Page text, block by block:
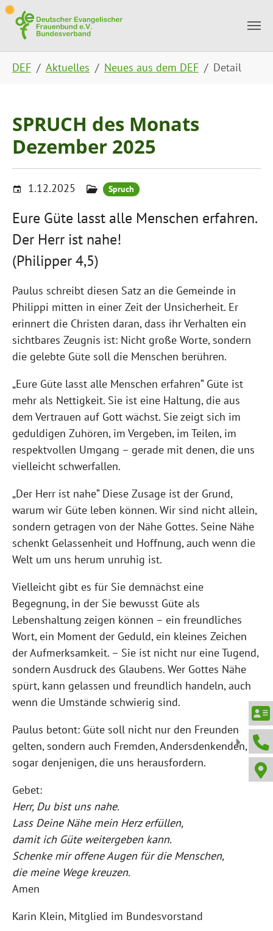
Skip to main content
Skip to page footer
DEF Aktuelles Neues aus dem DEF Detail
SPRUCH des Monats
Dezember 2025
1.12.2025 Spruch
Eure Güte lasst alle Menschen erfahren.
Der Herr ist nahe!
(Philipper 4,5)
Paulus schreibt diesen Satz an die Gemeinde in
Philippi mitten in einer Zeit der Unsicherheit. Er
erinnert die Christen daran, dass ihr Verhalten ein
sichtbares Zeugnis ist: Nicht große Worte, sondern
die gelebte Güte soll die Menschen berühren.
„Eure Güte lasst alle Menschen erfahren“ Güte ist
mehr als Nettigkeit. Sie ist eine Haltung, die aus
dem Vertrauen auf Gott wächst. Sie zeigt sich im
geduldigen Zuhören, im Vergeben, im Teilen, im
respektvollen Umgang – gerade mit denen, die uns
vielleicht schwerfallen.
„Der Herr ist nahe“ Diese Zusage ist der Grund,
warum wir Güte leben können. Wir sind nicht allein,
sondern getragen von der Nähe Gottes. Seine Nähe
schenkt Gelassenheit und Hoffnung, auch wenn die
Welt um uns herum unruhig ist.
Vielleicht gibt es für Sie demnächst eine
Begegnung, in der Sie bewusst Güte als
Lebenshaltung zeigen können – ein freundliches
Wort, ein Moment der Geduld, ein kleines Zeichen
der Aufmerksamkeit. – Sie ist nicht nur eine Tugend,
sondern Ausdruck des Glaubens. Wer Gottes Nähe
spürt, kann gelassen und freundlich handeln, auch
wenn die Umstände schwierig sind.
Paulus betont: Güte soll nicht nur den Freunden
gelten, sondern auch Fremden, Andersdenkenden, ja
sogar denjenigen, die uns herausfordern.
Gebet:
Herr, Du bist uns nahe.
Lass Deine Nähe mein Herz erfüllen,
damit ich Güte weitergeben kann.
Schenke mir offene Augen für die Menschen,
die meine Wege kreuzen.
Amen
Karin Klein, Mitglied im Bundesvorstand